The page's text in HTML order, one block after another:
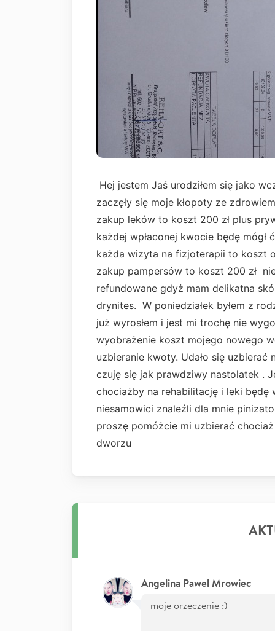
Hej jestem Jaś urodziłem się jako
zaczęły się moje kłopoty ze
zakup leków to koszt 200 zł plus
każdej wpłaconej kwocie będę
każda wizyta na fizjoterapii to koszt
zakup pampersów to koszt 200 zł
refundowane gdyż mam delikatna
drynites. W poniedziałek byłem z
już wyrosłem i jest mi trochę nie
wyobrażenie koszt mojego nowego
uzbieranie kwoty. Udało się
czuję się jak prawdziwy nastolatek .
chociażby na rehabilitację i leki
niesamowici znaleźli dla mnie
proszę pomóżcie mi uzbierać
dworzu
Angelina Pawel Mrowiec
moje orzeczenie :)